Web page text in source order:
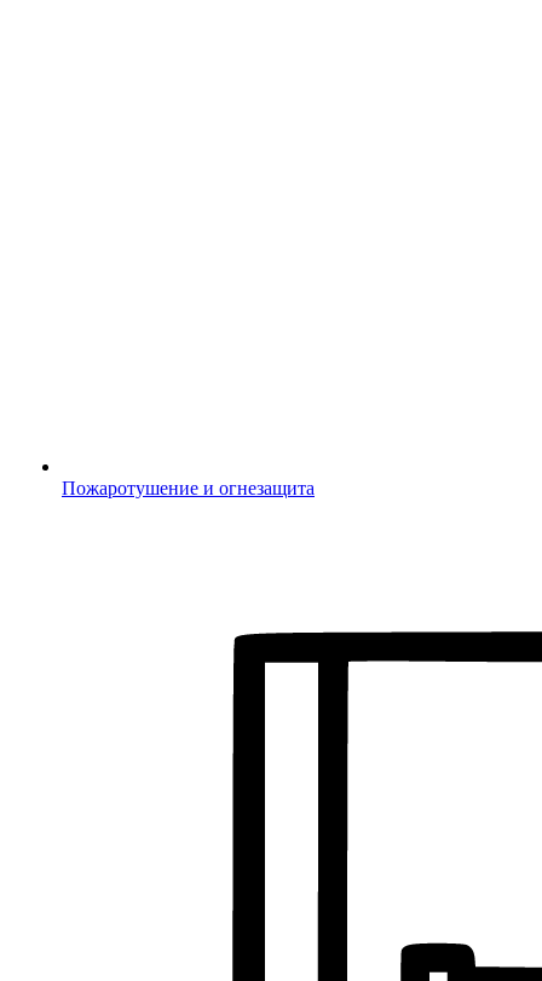
Пожаротушение и огнезащита